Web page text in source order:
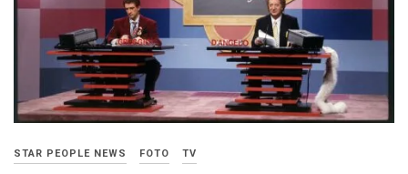
STAR PEOPLE NEWS FOTO TV